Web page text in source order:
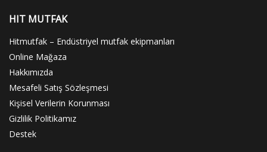
HIT MUTFAK
Hitmutfak – Endüstriyel mutfak ekipmanları
Online Mağaza
Hakkımızda
Mesafeli Satış Sözleşmesi
Kişisel Verilerin Korunması
Gizlilik Politikamız
Destek